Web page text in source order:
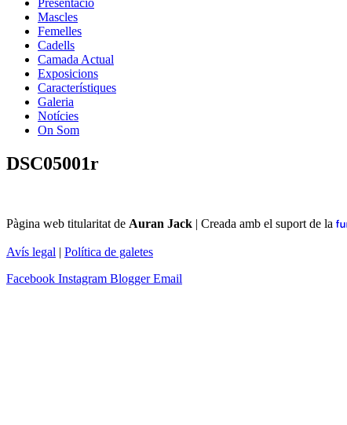
Presentació
Mascles
Femelles
Cadells
Camada Actual
Exposicions
Característiques
Galeria
Notícies
On Som
DSC05001r
Pàgina web titularitat de Auran Jack | Creada amb el suport de la
Avís legal | Política de galetes
Facebook Instagram Blogger Email